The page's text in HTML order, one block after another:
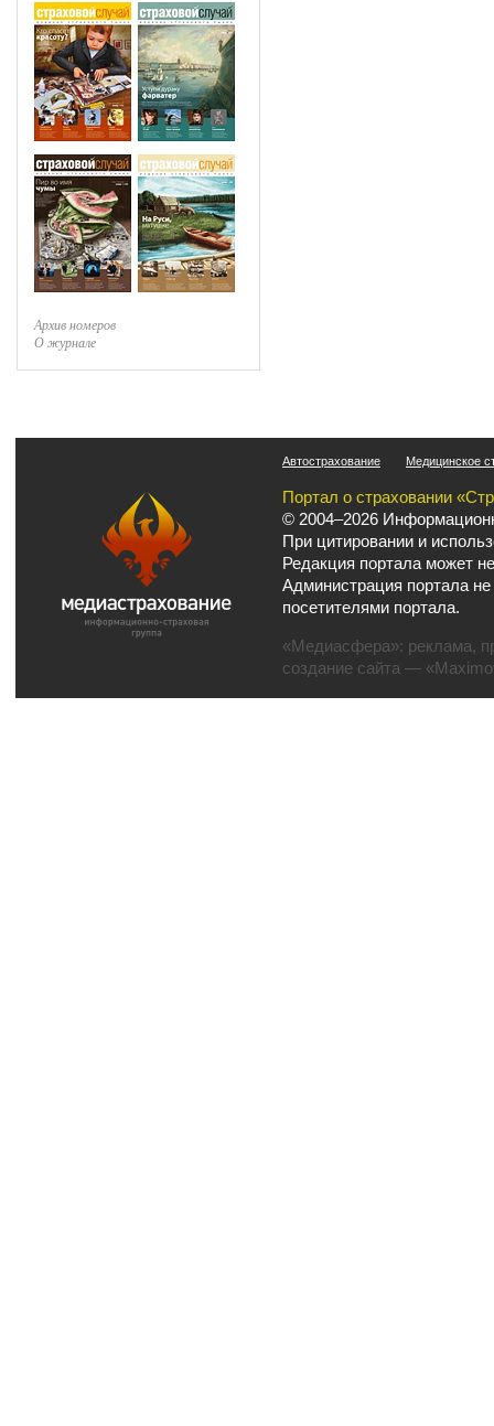
Архив номеров
О журнале
Автострахование Медицинское
Портал о страховании
© 2004–2026
При цитировании и
Редакция портала может
Администрация портала
посетителями портала.
«Медиасфера»: реклама,
создание сайта —